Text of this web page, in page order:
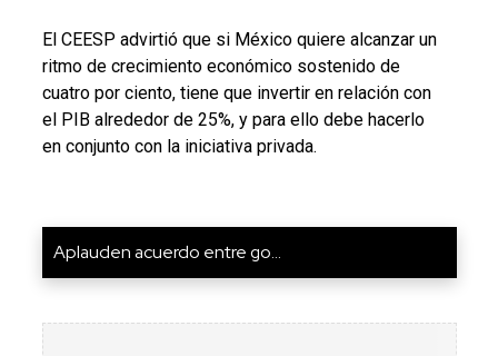
El CEESP advirtió que si México quiere alcanzar un
ritmo de crecimiento económico sostenido de
cuatro por ciento, tiene que invertir en relación con
el PIB alrededor de 25%, y para ello debe hacerlo
en conjunto con la iniciativa privada.
Aplauden acuerdo entre go...